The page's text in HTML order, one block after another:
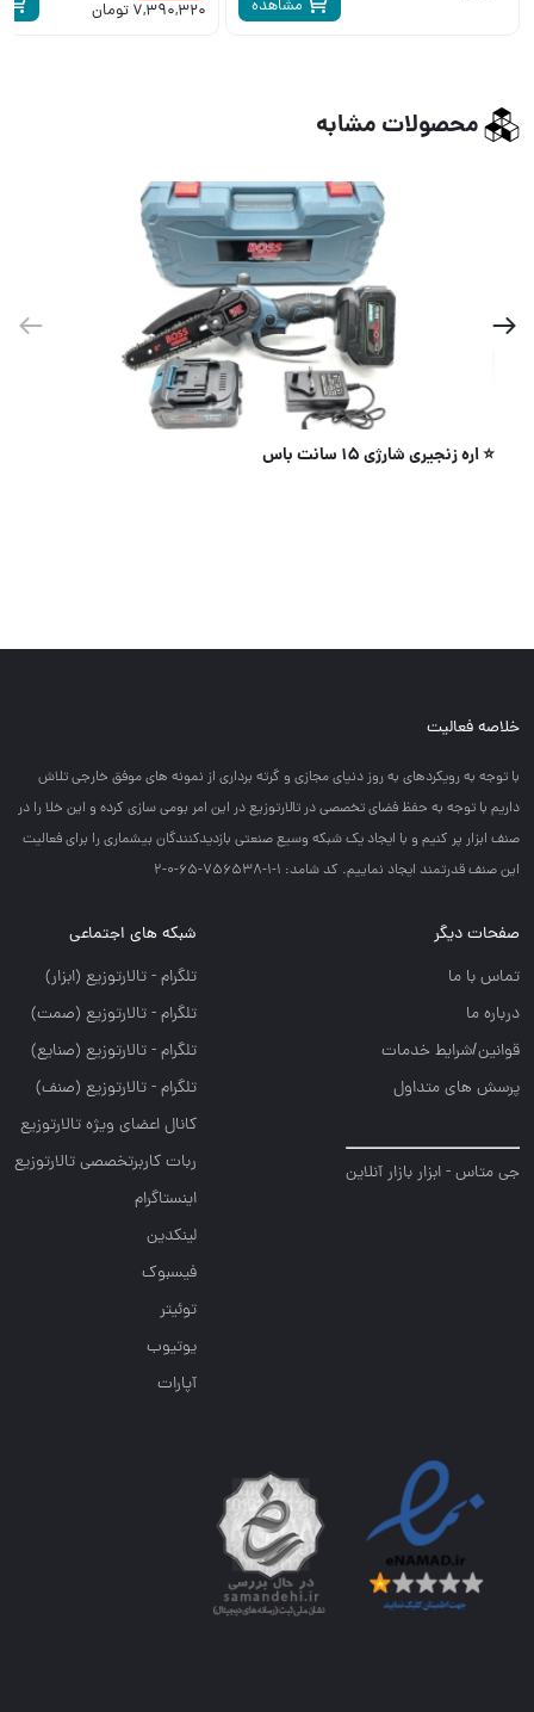
مشاهده 7,390,320 تومان
محصولات مشابه
خلاصه فعالیت
با توجه به رويكردهاي به روز دنياي مجازي و گرته برداري از نمونه هاي موفق خارجي تلاش
داريم با توجه به حفظ فضاي تخصصي در تالارتوزيع در اين امر بومي سازي كرده و اين خلا را در
صنف ابزار پر كنيم و با ايجاد يك شبكه وسيع صنعتي بازديدكنندگان بيشماري را براي فعاليت
اين صنف قدرتمند ايجاد نماييم. کد شامد: 1-1-756538-65-0-2
صفحات دیگر
تماس با ما
درباره ما
قوانین/شرایط خدمات
پرسش های متداول
جی متاس - ابزار بازار آنلاین
شبکه های اجتماعی
تلگرام - تالارتوزيع (ابزار)
تلگرام - تالارتوزيع (صمت)
تلگرام - تالارتوزيع (صنايع)
تلگرام - تالارتوزیع (صنف)
کانال اعضای ویژه تالارتوزیع
ربات کاربرتخصصی تالارتوزیع
اینستاگرام
لینکدین
فیسبوک
توئیتر
یوتیوب
آپارات